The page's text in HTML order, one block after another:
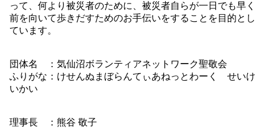
って、何より被災者のために、被災者自らが一日でも早く
前を向いて歩きだすためのお手伝いをすることを目的とし
ています。
団体名 ：気仙沼ボランティアネットワーク聖敬会
ふりがな：けせんぬまぼらんてぃあねっとわーく せいけ
いかい
理事長 ：熊谷 敬子